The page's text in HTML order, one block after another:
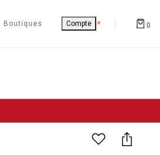
Boutiques Compte 0